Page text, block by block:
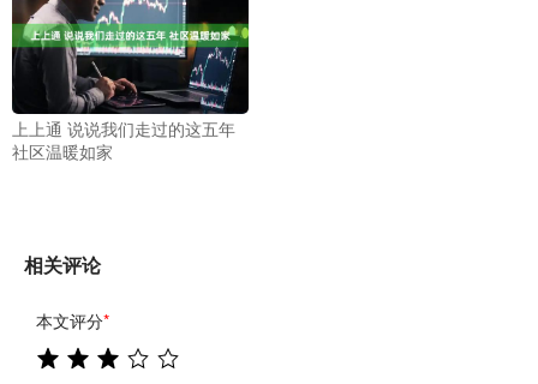
上上通 说说我们走过的这五年
社区温暖如家
相关评论
本文评分*